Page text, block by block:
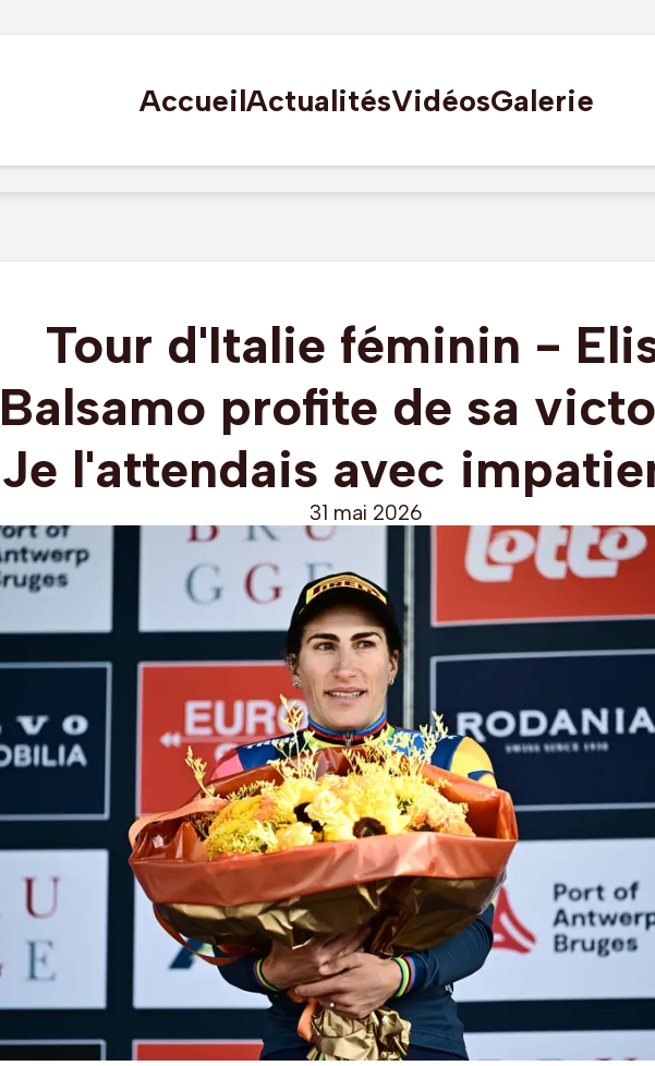
AccueilActualitésVidéosGalerie
Tour d'Italie féminin -
Balsamo profite de sa
l'attendais avec
31 mai 2026